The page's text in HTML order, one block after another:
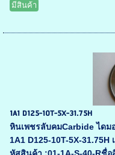
มีสินค้า
1A1 D125-10T-5X-31.75H
หินเพชรลับคมCarbide ไดม
1A1 D125-10T-5X-31.75H